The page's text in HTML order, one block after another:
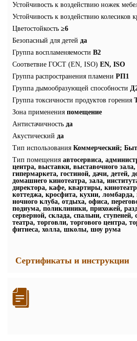
Устойчивость к воздействию ножек
Устойчивость к воздействию колесиков
Цветостойкость ≥6
Безопасный для детей да
Группа воспламеняемости В2
Соответвие ГОСТ (EN, ISO) EN, ISO
Группа распространения пламени РП1
Группа дымообразующей способности
Группа токсичности продуктов горения
Зона применения помещение
Антистачичность да
Акустический да
Тип использования Коммерческий;
Тип помещения автосервиса,
центра, выставки, выставочного зала,
гипермаркета, гостиной, дачи, детей,
домашнего кинотеатра, зала,
директора, кафе, квартиры,
коттеджа, кросфита, кухни, ломбарда,
ночного клуба, отдыха, офиса,
подиума, поликлиники, прихожей,
серверной, склада, спальни, ступеней,
театра, торговли, торгового центра,
фитнеса, холла, школы, шоу рума
Сертификаты и инструкции